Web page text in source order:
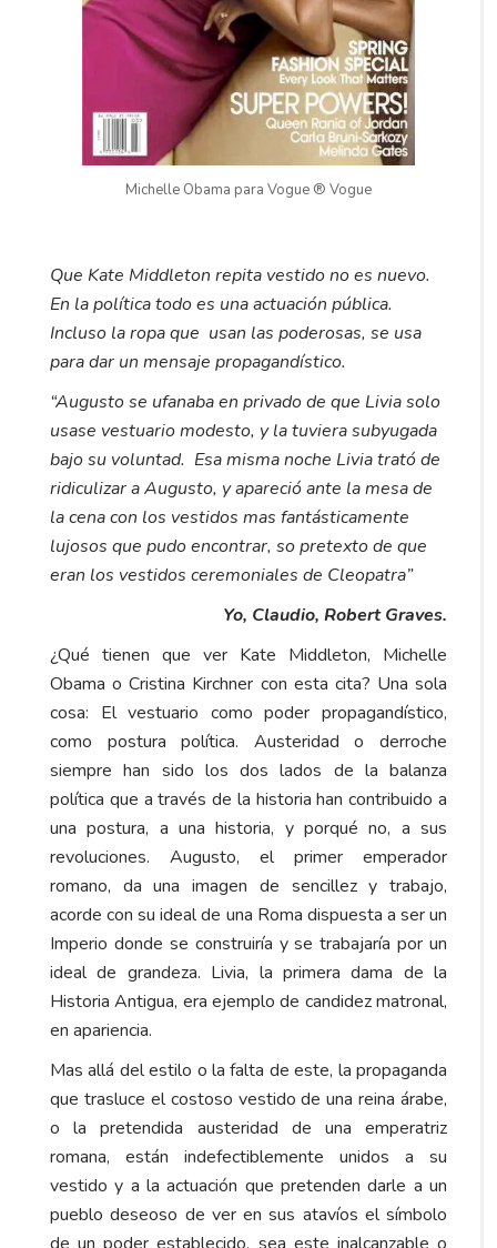
Michelle Obama para Vogue ® Vogue
Que Kate Middleton repita vestido no es nuevo.
En la política todo es una actuación pública.
Incluso la ropa que usan las poderosas, se usa
para dar un mensaje propagandístico.
“Augusto se ufanaba en privado de que Livia solo
usase vestuario modesto, y la tuviera subyugada
bajo su voluntad. Esa misma noche Livia trató de
ridiculizar a Augusto, y apareció ante la mesa de
la cena con los vestidos mas fantásticamente
lujosos que pudo encontrar, so pretexto de que
eran los vestidos ceremoniales de Cleopatra”
Yo, Claudio, Robert Graves.
¿Qué tienen que ver Kate Middleton, Michelle
Obama o Cristina Kirchner con esta cita? Una sola
cosa: El vestuario como poder propagandístico,
como postura política. Austeridad o derroche
siempre han sido los dos lados de la balanza
política que a través de la historia han contribuido a
una postura, a una historia, y porqué no, a sus
revoluciones. Augusto, el primer emperador
romano, da una imagen de sencillez y trabajo,
acorde con su ideal de una Roma dispuesta a ser un
Imperio donde se construiría y se trabajaría por un
ideal de grandeza. Livia, la primera dama de la
Historia Antigua, era ejemplo de candidez matronal,
en apariencia.
Mas allá del estilo o la falta de este, la propaganda
que trasluce el costoso vestido de una reina árabe,
o la pretendida austeridad de una emperatriz
romana, están indefectiblemente unidos a su
vestido y a la actuación que pretenden darle a un
pueblo deseoso de ver en sus atavíos el símbolo